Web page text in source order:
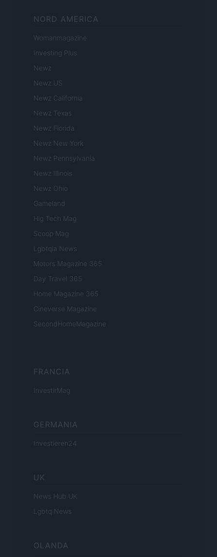
NORD AMERICA
Womanmagazine
Investing Plus
Newz
Newz US
Newz California
Newz Texas
Newz Florida
Newz New York
Newz Pennsylvania
Newz Illinois
Newz Ohio
Gameland
Hig Tech Mag
Scoop Mag
Lgbtqia News
Motors Magazine 365
Day Travel 365
Home Magazine 365
Cineverse Magazine
SecondHomeMagazine
FRANCIA
InvestirMag
GERMANIA
Investieren24
UK
News Hub UK
Lgbtq News
OLANDA